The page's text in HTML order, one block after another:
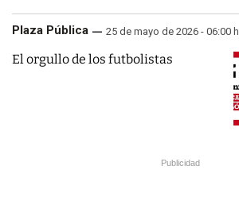
Plaza Pública 25 de mayo de 2026 - 06:00 h
El orgullo de los futbolistas
Publicidad